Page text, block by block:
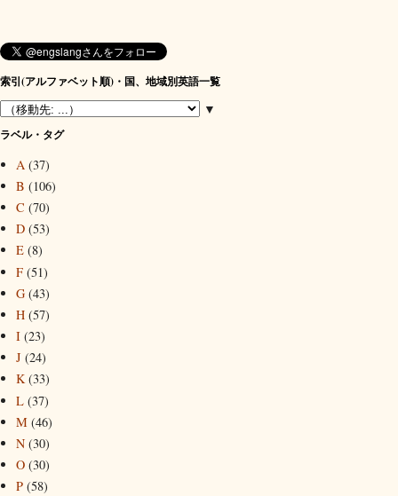
索引(アルファベット順)・国、地域別英語一覧
▼
ラベル・タグ
A (37)
B (106)
C (70)
D (53)
E (8)
F (51)
G (43)
H (57)
I (23)
J (24)
K (33)
L (37)
M (46)
N (30)
O (30)
P (58)